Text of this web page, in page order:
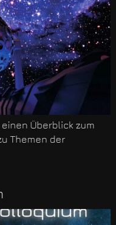
Überblick zum
Themen der